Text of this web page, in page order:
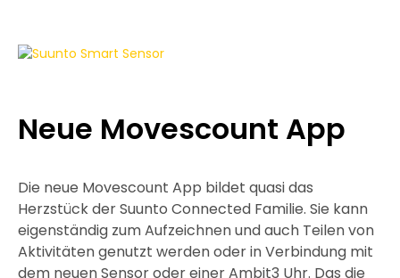
Neue Movescount App
Die neue Movescount App bildet quasi das
Herzstück der Suunto Connected Familie. Sie kann
eigenständig zum Aufzeichnen und auch Teilen von
Aktivitäten genutzt werden oder in Verbindung mit
dem neuen Sensor oder einer Ambit3 Uhr. Das die